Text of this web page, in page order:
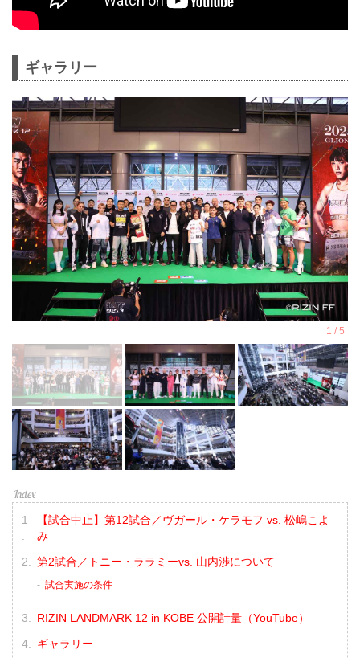
ギャラリー
【試合中止】第12試合／ヴガール・ケラモフ vs. 松嶋こよ
み
第2試合／トニー・ララミーvs. 山内渉について
試合実施の条件
RIZIN LANDMARK 12 in KOBE 公開計量（YouTube）
ギャラリー